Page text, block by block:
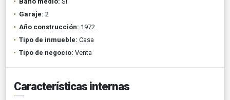
Garaje: 2
Año construcción: 1972
Tipo de inmueble: Casa
Tipo de negocio: Venta
Características internas